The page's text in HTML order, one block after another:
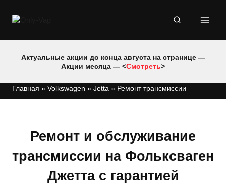
Актуальные акции до конца августа на странице —
Акции месяца — <Смотреть>
Главная » Volkswagen » Jetta » Ремонт трансмиссии
Ремонт и обслуживание
трансмиссии на Фольксваген
Джетта с гарантией